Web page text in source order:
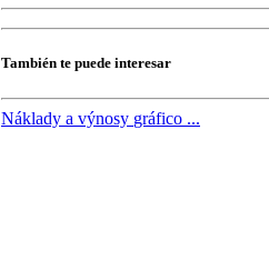
También te puede interesar
Náklady a výnosy gráfico ...